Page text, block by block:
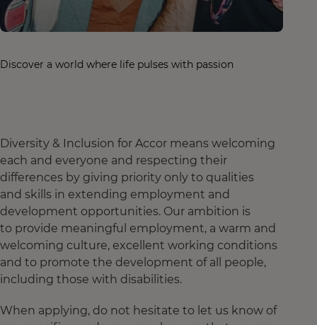
Discover a world where life pulses with passion
Diversity & Inclusion for Accor means welcoming
each and everyone and respecting their
differences by giving priority only to qualities
and skills in extending employment and
development opportunities. Our ambition is
to provide meaningful employment, a warm and
welcoming culture, excellent working conditions
and to promote the development of all people,
including those with disabilities.
When applying, do not hesitate to let us know of